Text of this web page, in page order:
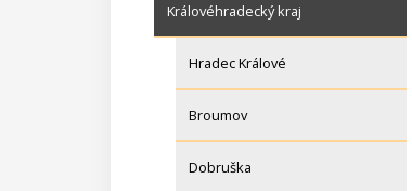
Královéhradecký kraj
Hradec Králové
Broumov
Dobruška